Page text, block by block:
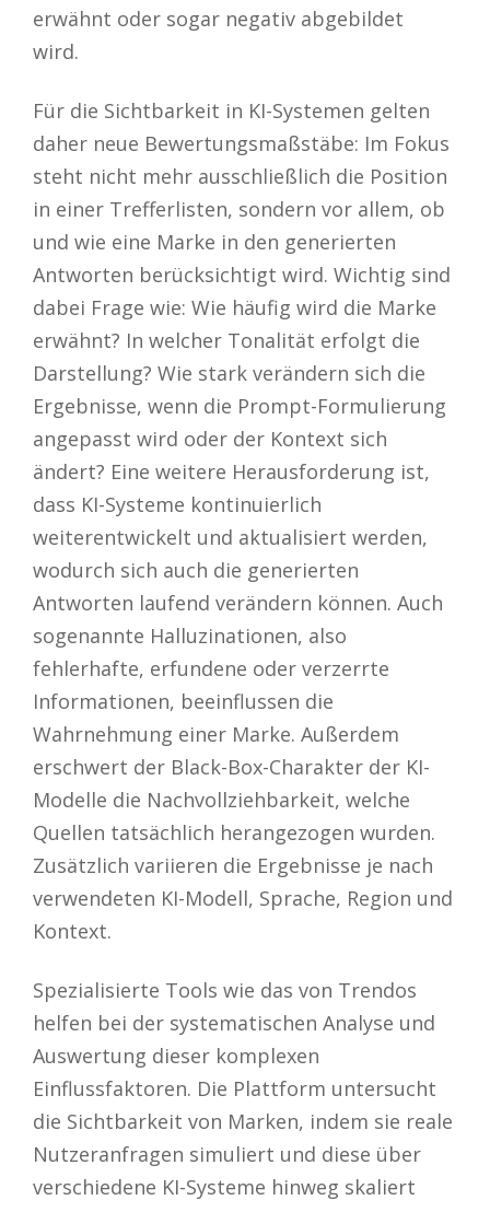
erwähnt oder sogar negativ abgebildet
wird.
Für die Sichtbarkeit in KI-Systemen gelten
daher neue Bewertungsmaßstäbe: Im Fokus
steht nicht mehr ausschließlich die Position
in einer Trefferlisten, sondern vor allem, ob
und wie eine Marke in den generierten
Antworten berücksichtigt wird. Wichtig sind
dabei Frage wie: Wie häufig wird die Marke
erwähnt? In welcher Tonalität erfolgt die
Darstellung? Wie stark verändern sich die
Ergebnisse, wenn die Prompt-Formulierung
angepasst wird oder der Kontext sich
ändert? Eine weitere Herausforderung ist,
dass KI-Systeme kontinuierlich
weiterentwickelt und aktualisiert werden,
wodurch sich auch die generierten
Antworten laufend verändern können. Auch
sogenannte Halluzinationen, also
fehlerhafte, erfundene oder verzerrte
Informationen, beeinflussen die
Wahrnehmung einer Marke. Außerdem
erschwert der Black-Box-Charakter der KI-
Modelle die Nachvollziehbarkeit, welche
Quellen tatsächlich herangezogen wurden.
Zusätzlich variieren die Ergebnisse je nach
verwendeten KI-Modell, Sprache, Region und
Kontext.
Spezialisierte Tools wie das von Trendos
helfen bei der systematischen Analyse und
Auswertung dieser komplexen
Einflussfaktoren. Die Plattform untersucht
die Sichtbarkeit von Marken, indem sie reale
Nutzeranfragen simuliert und diese über
verschiedene KI-Systeme hinweg skaliert